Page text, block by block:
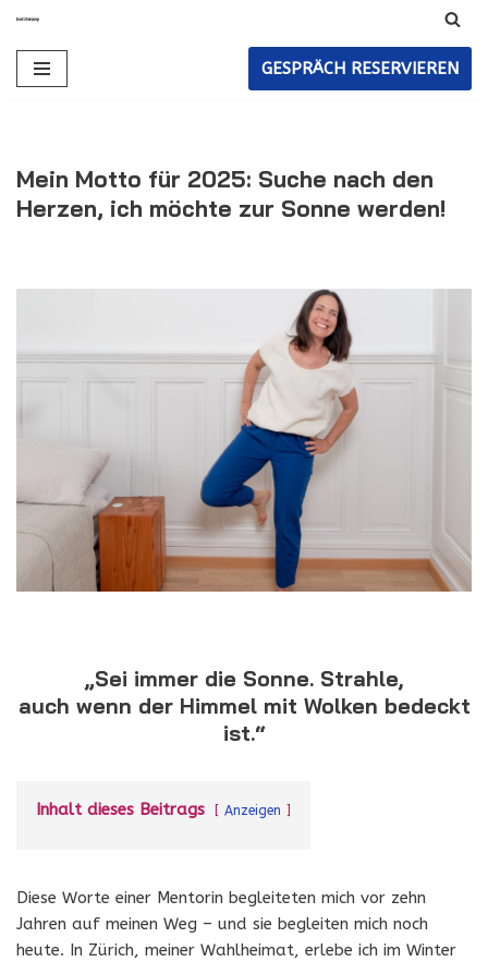
Zum
Inhalt
GESPRÄCH RESERVIEREN
Mein Motto für 2025: Suche nach den
Herzen, ich möchte zur Sonne werden!
„Sei immer die Sonne. Strahle,
auch wenn der Himmel mit Wolken bedeckt
ist.“
Inhalt dieses Beitrags Anzeigen
Diese Worte einer Mentorin begleiteten mich vor zehn
Jahren auf meinen Weg – und sie begleiten mich noch
heute. In Zürich, meiner Wahlheimat, erlebe ich im Winter